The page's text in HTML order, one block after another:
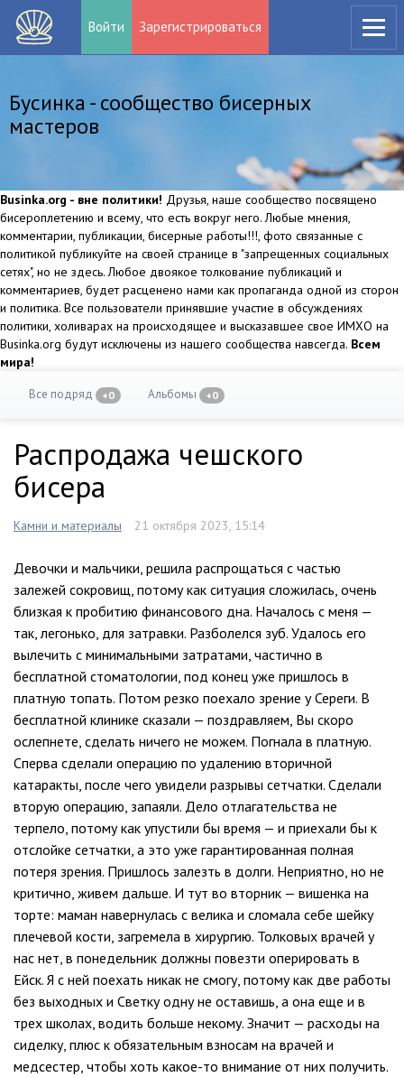
Войти Зарегистрироваться
Бусинка - сообщество бисерных
мастеров
Businka.org - вне политики! Друзья, наше сообщество посвящено
бисероплетению и всему, что есть вокруг него. Любые мнения,
комментарии, публикации, бисерные работы!!!, фото связанные с
политикой публикуйте на своей странице в "запрещенных социальных
сетях", но не здесь. Любое двоякое толкование публикаций и
комментариев, будет расценено нами как пропаганда одной из сторон
и политика. Все пользователи принявшие участие в обсуждениях
политики, холиварах на происходящее и высказавшее свое ИМХО на
Businka.org будут исключены из нашего сообщества навсегда. Всем
мира!
Все подряд +0 Альбомы +0
Распродажа чешского
бисера
Камни и материалы 21 октября 2023, 15:14
Девочки и мальчики, решила распрощаться с частью
залежей сокровищ, потому как ситуация сложилась, очень
близкая к пробитию финансового дна. Началось с меня —
так, легонько, для затравки. Разболелся зуб. Удалось его
вылечить с минимальными затратами, частично в
бесплатной стоматологии, под конец уже пришлось в
платную топать. Потом резко поехало зрение у Сереги. В
бесплатной клинике сказали — поздравляем, Вы скоро
ослепнете, сделать ничего не можем. Погнала в платную.
Сперва сделали операцию по удалению вторичной
катаракты, после чего увидели разрывы сетчатки. Сделали
вторую операцию, запаяли. Дело отлагательства не
терпело, потому как упустили бы время — и приехали бы к
отслойке сетчатки, а это уже гарантированная полная
потеря зрения. Пришлось залезть в долги. Неприятно, но не
критично, живем дальше. И тут во вторник — вишенка на
торте: маман навернулась с велика и сломала себе шейку
плечевой кости, загремела в хирургию. Толковых врачей у
нас нет, в понедельник должны повезти оперировать в
Ейск. Я с ней поехать никак не смогу, потому как две работы
без выходных и Светку одну не оставишь, а она еще и в
трех школах, водить больше некому. Значит — расходы на
сиделку, плюс к обязательным взносам на врачей и
медсестер, чтобы хоть какое-то внимание от них получить.